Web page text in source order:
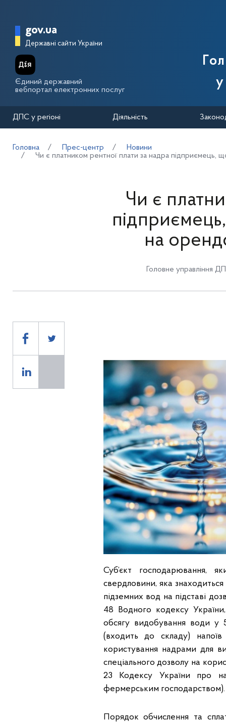
Головна сторінка Державної
gov.ua
Державні сайти України
Єдиний державний
вебпортал електронних послуг
ДПС у регіоні Діяльність
Головна Прес-центр
Новини
Чи є платником рентної плати за надра підприємець,
Чи є
на
Головне управління
Суб’єкт господарювання,
свердловини, яка
підземних вод на підставі
48 Водного кодексу
обсягу видобування води у
(входить до складу)
користування надрами для
спеціального дозволу на
23 Кодексу України про
фермерським господарством).
Порядок обчислення та